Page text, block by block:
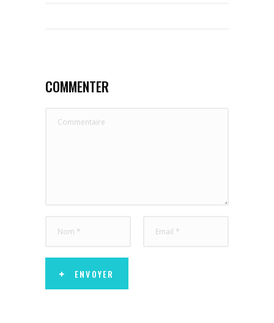
COMMENTER
ENVOYER